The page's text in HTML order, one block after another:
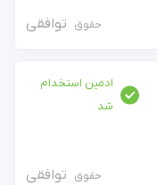
حقوق توافقی
ادمین استخدام
شد
حقوق توافقی